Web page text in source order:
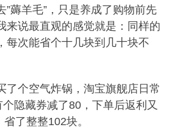
”薅羊毛”，只是养成了购物前先
来说最直观的感觉就是：同样的
每次能省个十几块到几十块不
了个空气炸锅，淘宝旗舰店日常
隐藏券减了80，下单后返利又
了整整102块。